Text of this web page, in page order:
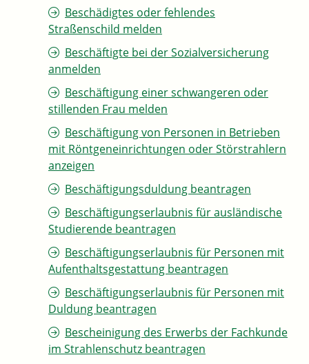
Beschädigtes oder fehlendes
Straßenschild melden
Beschäftigte bei der Sozialversicherung
anmelden
Beschäftigung einer schwangeren oder
stillenden Frau melden
Beschäftigung von Personen in Betrieben
mit Röntgeneinrichtungen oder Störstrahlern
anzeigen
Beschäftigungsduldung beantragen
Beschäftigungserlaubnis für ausländische
Studierende beantragen
Beschäftigungserlaubnis für Personen mit
Aufenthaltsgestattung beantragen
Beschäftigungserlaubnis für Personen mit
Duldung beantragen
Bescheinigung des Erwerbs der Fachkunde
im Strahlenschutz beantragen